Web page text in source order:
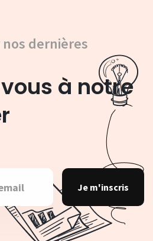
dernières
à notre
Je m'inscris